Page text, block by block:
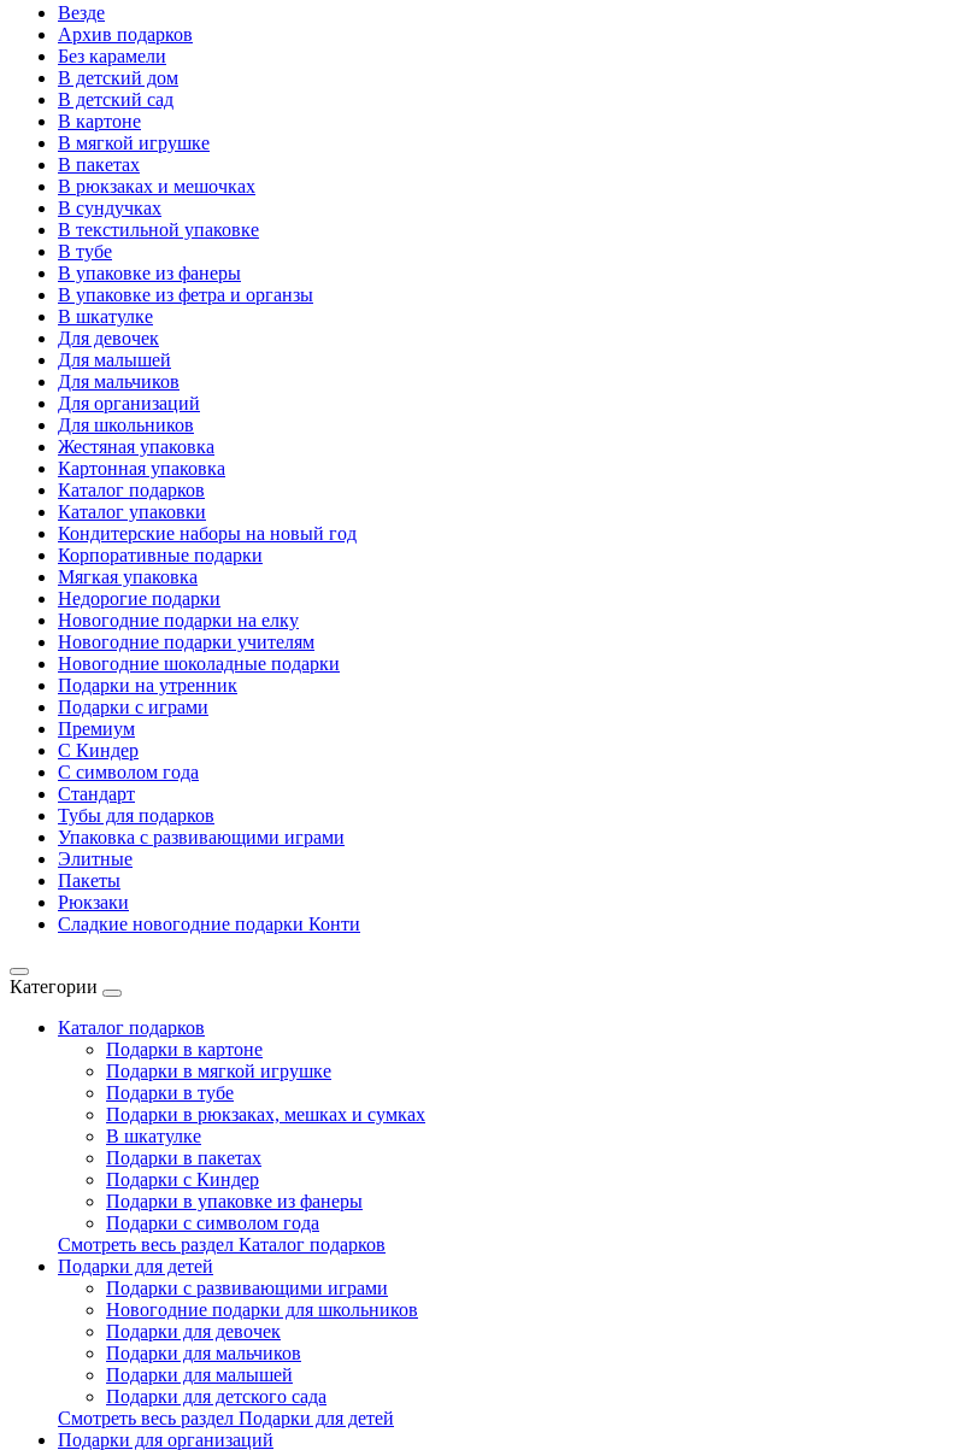
Везде
Архив подарков
Без карамели
В детский дом
В детский сад
В картоне
В мягкой игрушке
В пакетах
В рюкзаках и мешочках
В сундучках
В текстильной упаковке
В тубе
В упаковке из фанеры
В упаковке из фетра и органзы
В шкатулке
Для девочек
Для малышей
Для мальчиков
Для организаций
Для школьников
Жестяная упаковка
Картонная упаковка
Каталог подарков
Каталог упаковки
Кондитерские наборы на новый год
Корпоративные подарки
Мягкая упаковка
Недорогие подарки
Новогодние подарки на елку
Новогодние подарки учителям
Новогодние шоколадные подарки
Подарки на утренник
Подарки с играми
Премиум
С Киндер
С символом года
Стандарт
Тубы для подарков
Упаковка с развивающими играми
Элитные
Пакеты
Рюкзаки
Сладкие новогодние подарки Конти
Категории
Каталог подарков
Подарки в картоне
Подарки в мягкой игрушке
Подарки в тубе
Подарки в рюкзаках, мешках и сумках
В шкатулке
Подарки в пакетах
Подарки с Киндер
Подарки в упаковке из фанеры
Подарки с символом года
Смотреть весь раздел Каталог подарков
Подарки для детей
Подарки с развивающими играми
Новогодние подарки для школьников
Подарки для девочек
Подарки для мальчиков
Подарки для малышей
Подарки для детского сада
Смотреть весь раздел Подарки для детей
Подарки для организаций